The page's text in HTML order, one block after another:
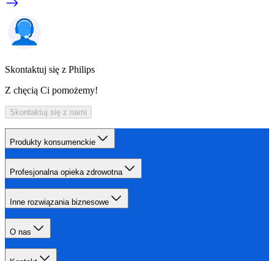
Skontaktuj się z Philips
Z chęcią Ci pomożemy!
Skontaktuj się z nami
Produkty konsumenckie
Profesjonalna opieka zdrowotna
Inne rozwiązania biznesowe
O nas